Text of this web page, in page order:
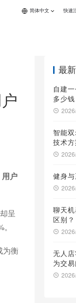
简体中文 快速
用户
呈
为衡
最
自建
多少钱
智能
技术
健身
聊天
区别？
无人
为交